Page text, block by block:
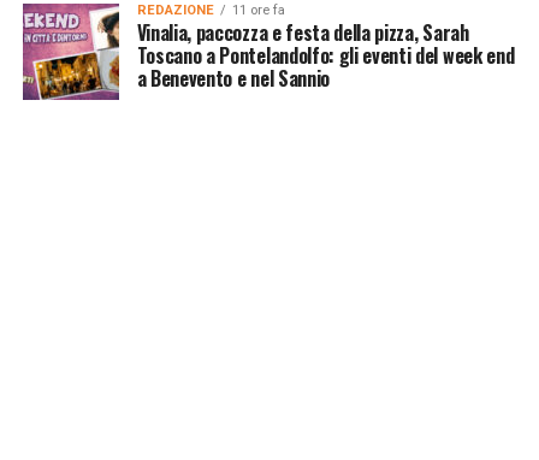
REDAZIONE 11 ore fa
Vinalia, paccozza e festa della pizza, Sarah
Toscano a Pontelandolfo: gli eventi del week end
a Benevento e nel Sannio